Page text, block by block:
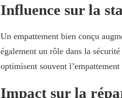
Influence sur la
Un empattement bien conçu
également un rôle dans la
optimisent souvent
Impact sur la